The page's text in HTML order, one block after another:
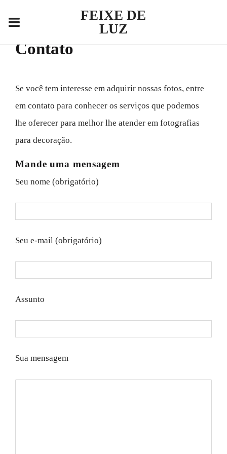
FEIXE DE
LUZ
Contato
Se você tem interesse em adquirir nossas fotos, entre
em contato para conhecer os serviços que podemos
lhe oferecer para melhor lhe atender em fotografias
para decoração.
Mande uma mensagem
Seu nome (obrigatório)
Seu e-mail (obrigatório)
Assunto
Sua mensagem